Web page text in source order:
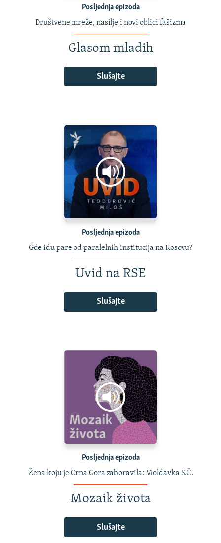
Posljednja epizoda
Društvene mreže, nasilje i novi oblici fašizma
Glasom mladih
Slušajte
Posljednja epizoda
Gde idu pare od paralelnih institucija na Kosovu?
Uvid na RSE
Slušajte
Posljednja epizoda
Žena koju je Crna Gora zaboravila: Moldavka S.Č.
Mozaik života
Slušajte